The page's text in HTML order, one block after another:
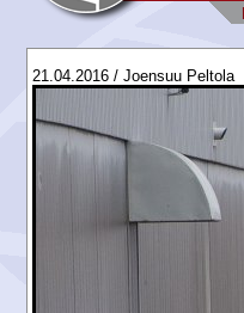
21.04.2016 / Joensuu Peltola